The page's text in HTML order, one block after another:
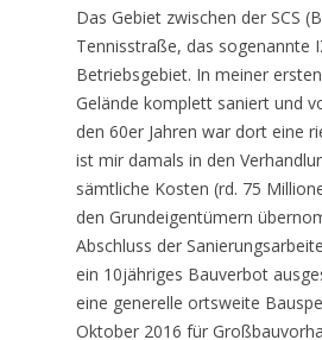
Das Gebiet zwischen der SCS
Tennisstraße, das sogenannte
Betriebsgebiet. In meiner
Gelände komplett saniert und
den 60er Jahren war dort eine
ist mir damals in den
sämtliche Kosten (rd. 75
den Grundeigentümern
Abschluss der
ein 10jähriges Bauverbot
eine generelle ortsweite
Oktober 2016 für